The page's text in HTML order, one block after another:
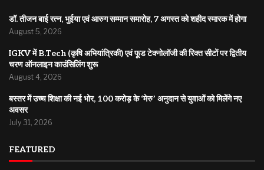
डॉ. तीजन बाई रत्न, भुईया एवं आरुग सम्मान समारोह, 7 अगस्त को शहीद स्मारक में होगा
August 5, 2026
IGKV में B.Tech (कृषि अभियांत्रिकी) एवं फूड टेक्नोलॉजी की रिक्त सीटों पर द्वितीय
चरण ऑनलाइन काउंसिलिंग शुरू
August 4, 2026
बस्तर में उच्च शिक्षा की नई भोर, 100 करोड़ के ‘मेरु’ अनुदान से युवाओं को मिलेंगे नए
अवसर
July 31, 2026
FEATURED